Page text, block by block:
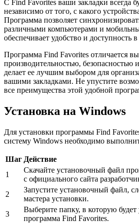
С Find Favorites ваши закладки всегда
независимо от того, с какого
Программа позволяет
различными компьютерами и
обеспечивает удобство и доступность
Программа Find Favorites отличается
производительностью, безопасностью
делает ее лучшим выбором для
вашими закладками. Не упустите
все преимущества этой удобной
Установка на Windows
Для установки программы Find
систему Windows необходимо
Шаг Действие
1
Скачайте установочный файл
с официального сайта
2
Запустите установочный файл,
мастера установки.
3
Выберите папку, в которую будет
программа Find Favorites.